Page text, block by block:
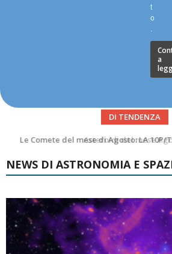
t
o
.
a
DI TENDENZA
Asteroidi del mese
NEWS DI ASTRONOMIA E